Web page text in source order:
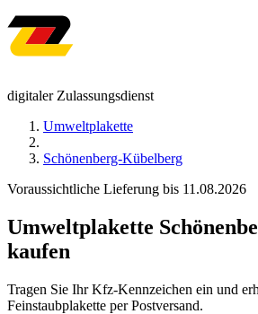
digitaler Zulassungsdienst
Umweltplakette
Schönenberg-Kübelberg
Voraussichtliche Lieferung bis 11.08.2026
Umweltplakette
kaufen
Tragen Sie Ihr Kfz-Kennzeichen ein und
Feinstaubplakette per Postversand.